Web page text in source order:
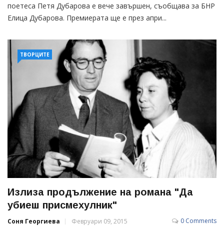
поетеса Петя Дубарова е вече завършен, съобщава за БНР
Елица Дубарова. Премиерата ще е през апри...
ТВОРЦИТЕ
Излиза продължение на романа "Да
убиеш присмехулник"
Соня Георгиева Февруари 09, 2015 0 Comments